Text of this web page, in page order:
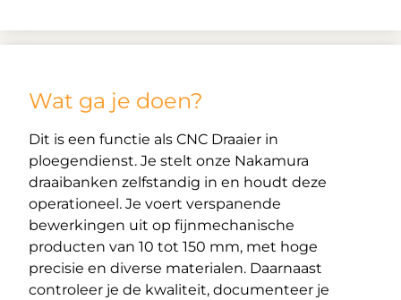
Wat ga je doen?
Dit is een functie als CNC Draaier in
ploegendienst. Je stelt onze Nakamura
draaibanken zelfstandig in en houdt deze
operationeel. Je voert verspanende
bewerkingen uit op fijnmechanische
producten van 10 tot 150 mm, met hoge
precisie en diverse materialen. Daarnaast
controleer je de kwaliteit, documenteer je